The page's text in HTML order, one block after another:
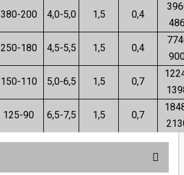
380-200 4,0-5,0 1,5 0,4
250-180 4,5-5,5 1,5 0,4
150-110 5,0-6,5 1,5 0,7
125-90 6,5-7,5 1,5 0,7